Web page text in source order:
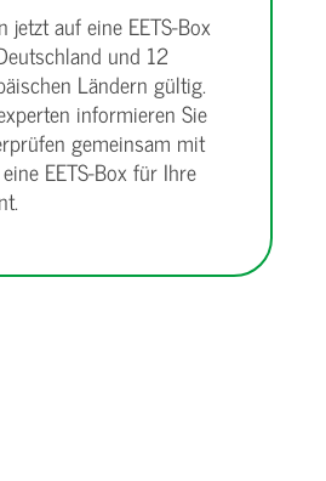
jetzt auf eine EETS-Box
und 12
Ländern gültig.
informieren Sie
gemeinsam mit
EETS-Box für Ihre